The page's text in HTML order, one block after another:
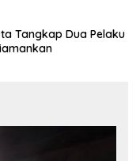
Tangkap Dua Pelaku